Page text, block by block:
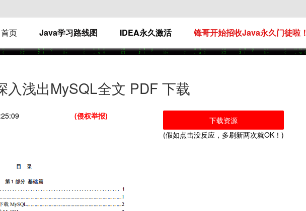
首页 Java学习路线图 IDEA永久激活 锋哥开始招收Java永久门徒啦！
入浅出MySQL全文 PDF 下载
(侵权举报)
下载资源
(假如点击没反应，多刷新两次就OK！)